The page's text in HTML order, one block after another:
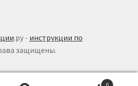
.ру - инструкции по
защищены.